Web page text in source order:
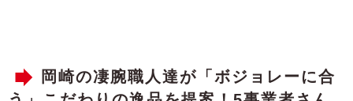
岡崎の凄腕職人達が「ボジョレーに合